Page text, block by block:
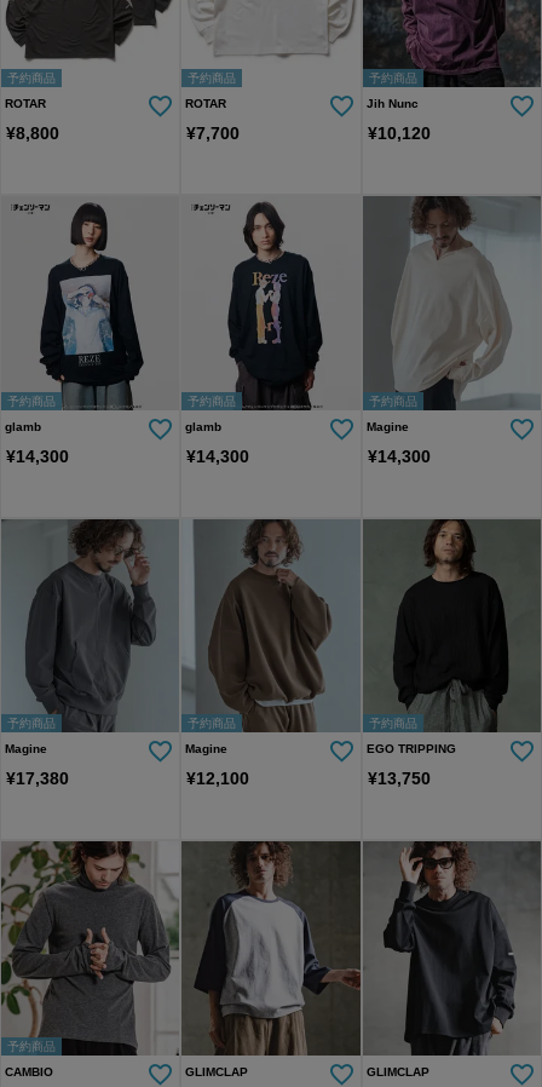
予約商品
ROTAR
¥8,800
予約商品
ROTAR
¥7,700
予約商品
Jih Nunc
¥10,120
予約商品
glamb
¥14,300
予約商品
glamb
¥14,300
予約商品
Magine
¥14,300
予約商品
Magine
¥17,380
予約商品
Magine
¥12,100
予約商品
EGO TRIPPING
¥13,750
予約商品
CAMBIO
GLIMCLAP GLIMCLAP